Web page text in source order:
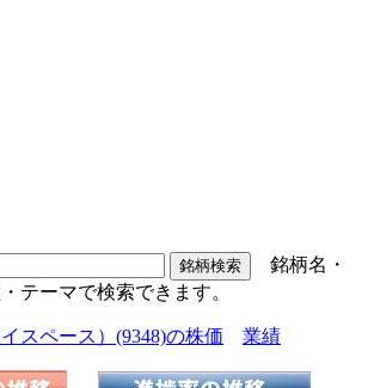
銘柄名・
テーマで検索できます。
スペース）(9348)の株価 業績